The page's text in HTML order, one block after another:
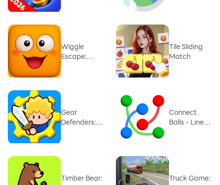
Wiggle
Escape:
Tile Sliding
Match
Gear
Defenders:
Connect
Balls - Line
Timber Bear:
Truck Game: